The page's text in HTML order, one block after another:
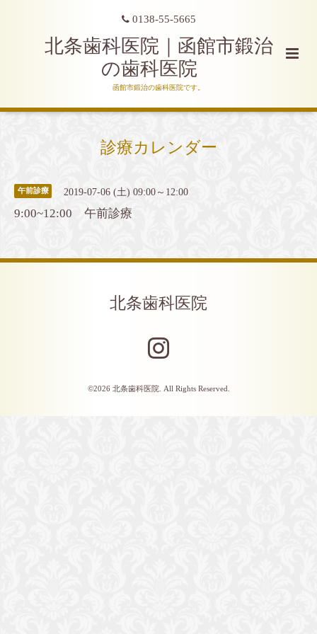
0138-55-5665
北条歯科医院｜函館市鍛治
の歯科医院
函館市鍛治の歯科医院です。
診療カレンダー
午前診療 2019-07-06 (土) 09:00～12:00
9:00~12:00 午前診療
北条歯科医院
©2026 北条歯科医院. All Rights Reserved.